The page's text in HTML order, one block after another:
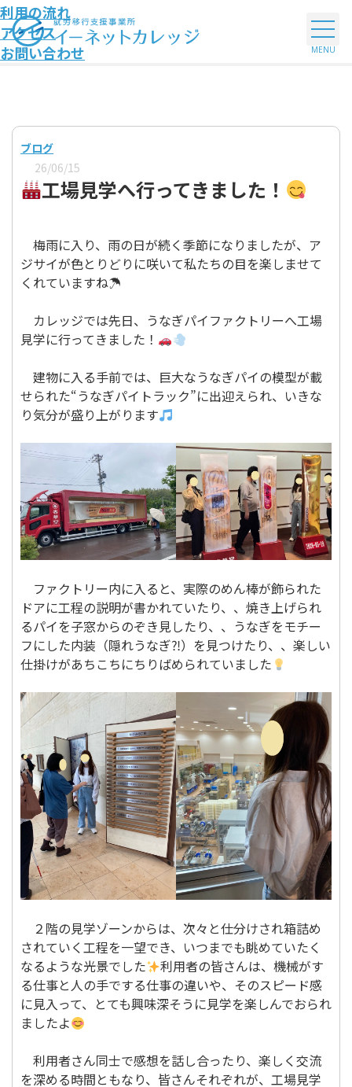
利用の流れ
アクセス
お問い合わせ
ブログ
26/06/15
工場見学へ行ってきました！
梅雨に入り、雨の日が続く季節になりましたが、ア
ジサイが色とりどりに咲いて私たちの目を楽しませて
くれていますね☂
カレッジでは先日、うなぎパイファクトリーへ工場
見学に行ってきました！
建物に入る手前では、巨大なうなぎパイの模型が載
せられた“うなぎパイトラック”に出迎えられ、いきな
り気分が盛り上がります
ファクトリー内に入ると、実際のめん棒が飾られた
ドアに工程の説明が書かれていたり、、焼き上げられ
るパイを子窓からのぞき見したり、、うなぎをモチー
フにした内装（隠れうなぎ⁈）を見つけたり、、楽しい
仕掛けがあちこちにちりばめられていました
２階の見学ゾーンからは、次々と仕分けされ箱詰め
されていく工程を一望でき、いつまでも眺めていたく
なるような光景でした
利用者の皆さんは、機械がす
る仕事と人の手でする仕事の違いや、そのスピード感
に見入って、とても興味深そうに見学を楽しんでおられ
ましたよ
利用者さん同士で感想を話し合ったり、楽しく交流
を深める時間ともなり、皆さんそれぞれが、工場見学